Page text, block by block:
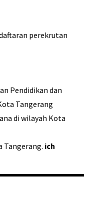
perekrutan
Pendidikan dan
Tangerang
di wilayah Kota
Tangerang. ich